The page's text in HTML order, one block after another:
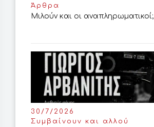
Άρθρα
Μιλούν και οι αναπληρωματικοί;
30/7/2026
Συμβαίνουν και αλλού